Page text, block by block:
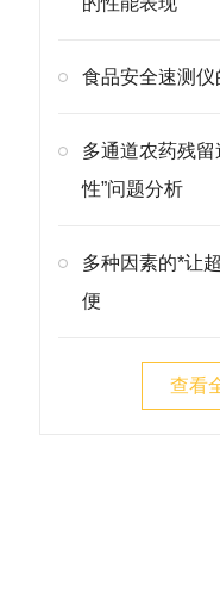
食品安全速测仪
多通道农药残留
性”问题分析
多种因素的*让
便
查看